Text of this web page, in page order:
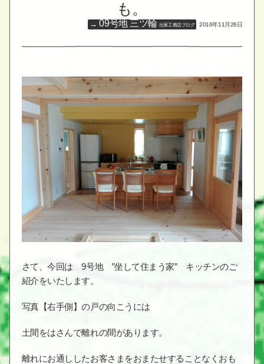
も。
09号地 三ツ輪 出展工務店ブログ 2016年11月26日
さて、今回は 9号地 ”坐して住まう家” キッチンのご
紹介をいたします。
写真【右手側】の戸の向こうには
土間をはさんで離れの間があります。
離れにお通ししたお客さまをおまたせすることなくおも